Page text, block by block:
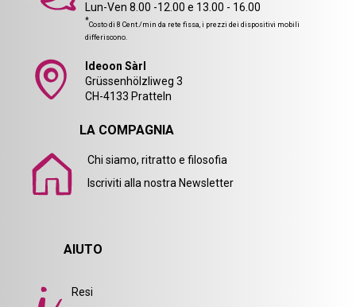
Lun-Ven 8.00 -12.00 e 13.00 - 16.00
*Costo di 8 Cent./min da rete fissa, i prezzi dei dispositivi mobili
differiscono.
Ideoon Sàrl
Grüssenhölzliweg 3
CH-4133 Pratteln
LA COMPAGNIA
Chi siamo, ritratto e filosofia
Iscriviti alla nostra Newsletter
AIUTO
Resi